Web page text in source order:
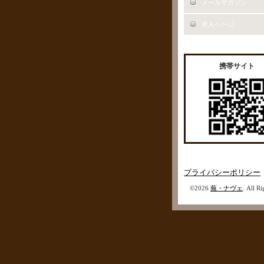
メールマガジン
求人ページ
携帯サイト
プライバシーポリシー
©2026 蕪・ナヴェ . All